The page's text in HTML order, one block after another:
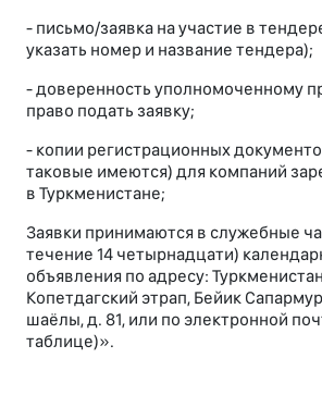
- письмо/заявка на участие в
указать номер и название тендера);
- доверенность уполномоченному
право подать заявку;
- копии регистрационных
таковые имеются) для компаний
в Туркменистане;
Заявки принимаются в служебные
течение 14 четырнадцати)
объявления по адресу:
Копетдагский этрап, Бейик
шаёлы, д. 81, или по электронной
таблице)».